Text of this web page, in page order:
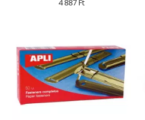
4 887 Ft